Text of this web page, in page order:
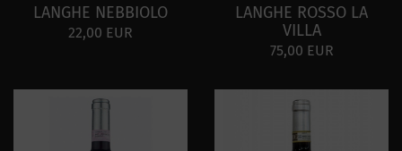
LANGHE NEBBIOLO
22,00 EUR
LANGHE ROSSO LA
VILLA
75,00 EUR